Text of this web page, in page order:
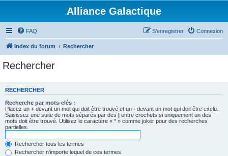
Alliance Galactique
FAQ Connexion
S’enregistrer
Index du forum Rechercher
Rechercher
RECHERCHER
Recherche par mots-clés :
Placez un + devant un mot qui doit être trouvé et un - devant un mot qui doit être exclu.
Saisissez une suite de mots séparés par des | entre crochets si uniquement un des
mots doit être trouvé. Utilisez le caractère « * » comme joker pour des recherches
partielles.
Rechercher tous les termes
Rechercher n’importe lequel de ces termes